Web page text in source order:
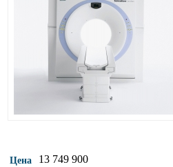
Цена 13 749 900